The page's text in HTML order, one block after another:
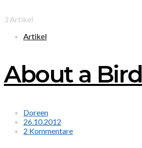
3 Artikel
Artikel
About a Bird
Doreen
26.10.2012
2 Kommentare